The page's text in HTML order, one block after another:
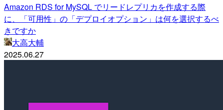
Amazon RDS for MySQL でリードレプリカを作成する際
に、「可用性」の「デプロイオプション」は何を選択するべ
きですか
大高大輔
2025.06.27